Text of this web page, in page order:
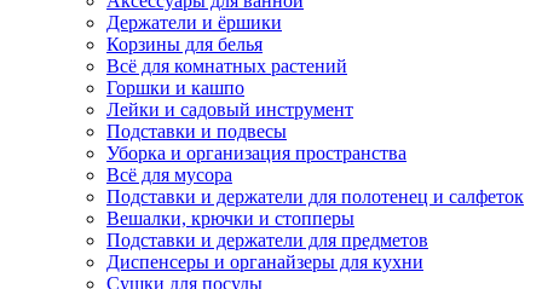
Держатели и ёршики
Корзины для белья
Всё для комнатных растений
Горшки и кашпо
Лейки и садовый инструмент
Подставки и подвесы
Уборка и организация пространства
Всё для мусора
Подставки и держатели для полотенец и салфеток
Вешалки, крючки и стопперы
Подставки и держатели для предметов
Диспенсеры и органайзеры для кухни
Сушки для посуды